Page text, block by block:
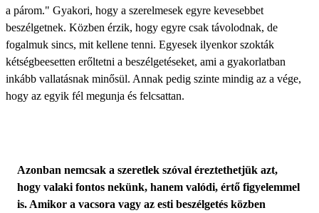
a párom." Gyakori, hogy a szerelmesek egyre kevesebbet
beszélgetnek. Közben érzik, hogy egyre csak távolodnak, de
fogalmuk sincs, mit kellene tenni. Egyesek ilyenkor szokták
kétségbeesetten erőltetni a beszélgetéseket, ami a gyakorlatban
inkább vallatásnak minősül. Annak pedig szinte mindig az a vége,
hogy az egyik fél megunja és felcsattan.
Azonban nemcsak a szeretlek szóval éreztethetjük azt,
hogy valaki fontos nekünk, hanem valódi, értő figyelemmel
is. Amikor a vacsora vagy az esti beszélgetés közben